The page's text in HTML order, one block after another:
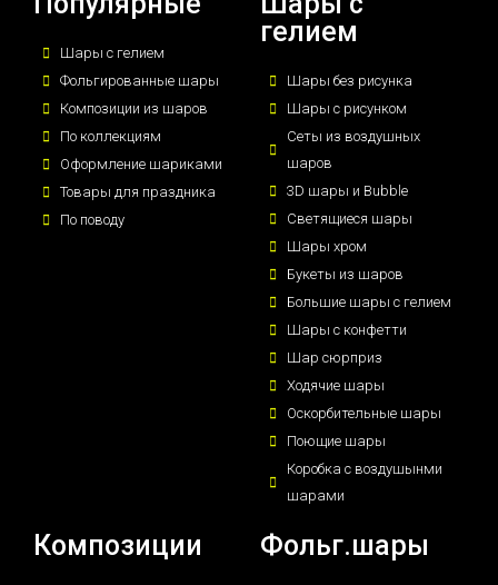
Шары с гелием
Фольгированные шары
Композиции из шаров
По коллекциям
Оформление шариками
Товары для праздника
По поводу
гелием
Шары без рисунка
Шары с рисунком
Сеты из воздушных
шаров
3D шары и Bubble
Светящиеся шары
Шары хром
Букеты из шаров
Большие шары с гелием
Шары с конфетти
Шар сюрприз
Ходячие шары
Оскорбительные шары
Поющие шары
Коробка с воздушынми
шарами
Композиции Фольг.шары